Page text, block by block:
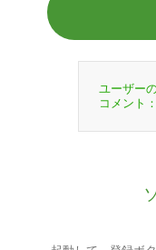
ユーザー
コメント：